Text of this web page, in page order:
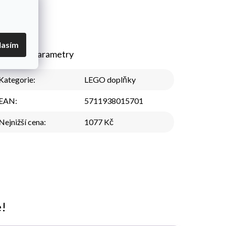
parametry
: LEGO doplňky
: 5711938015701
cena: 1077 Kč